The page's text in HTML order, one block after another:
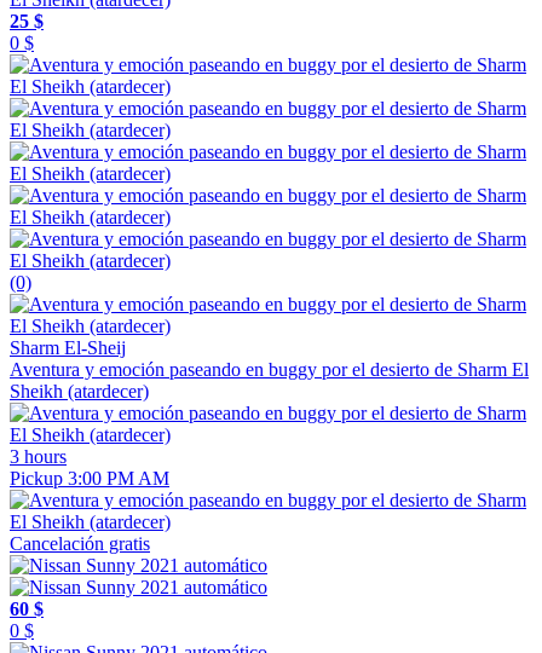
25 $
0 $
(0)
Sharm El-Sheij
Aventura y emoción paseando en buggy por el desierto de Sharm El
Sheikh (atardecer)
3 hours
Pickup 3:00 PM AM
Cancelación gratis
60 $
0 $